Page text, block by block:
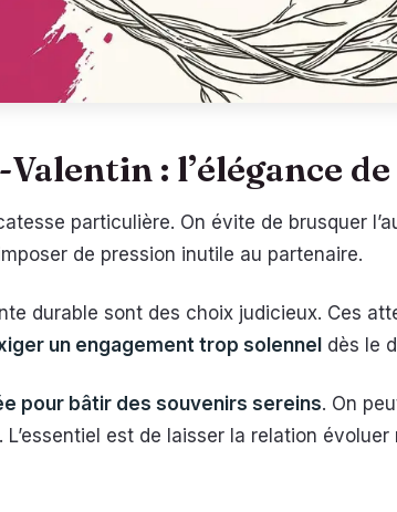
: l’élégance
particulière. On évite de brusquer
de pression inutile au partenaire.
durable sont des choix judicieux. Ces
un engagement trop solennel dès le
pour bâtir des souvenirs sereins. On
. L’essentiel est de laisser la relation